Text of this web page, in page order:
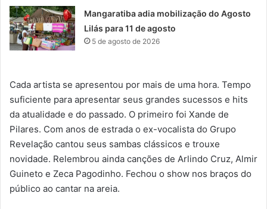
Mangaratiba adia mobilização do Agosto
Lilás para 11 de agosto
5 de agosto de 2026
Cada artista se apresentou por mais de uma hora. Tempo
suficiente para apresentar seus grandes sucessos e hits
da atualidade e do passado. O primeiro foi Xande de
Pilares. Com anos de estrada o ex-vocalista do Grupo
Revelação cantou seus sambas clássicos e trouxe
novidade. Relembrou ainda canções de Arlindo Cruz, Almir
Guineto e Zeca Pagodinho. Fechou o show nos braços do
público ao cantar na areia.